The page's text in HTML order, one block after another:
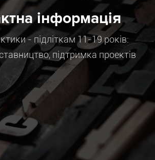
інформація
- підліткам 11-19 років:
підтримка проектів